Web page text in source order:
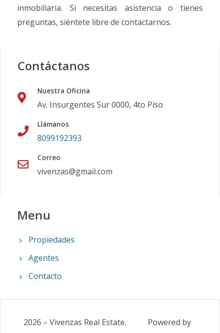
inmobiliaria. Si necesitas asistencia o tienes
preguntas, siéntete libre de contactarnos.
Contáctanos
Nuestra Oficina
Av. Insurgentes Sur 0000, 4to Piso
Llámanos
8099192393
Correo
vivenzas@gmail.com
Menu
Propiedades
Agentes
Contacto
2026 – Vivenzas Real Estate.
Powered by